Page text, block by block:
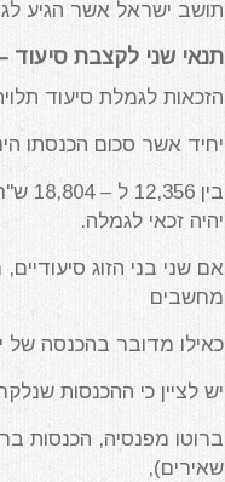
תושב ישראל אשר הגיע
תנאי שני לקצבת סיעוד
הזכאות לגמלת סיעוד
יחיד אשר סכום הכנסתו הינו עד לסכום של
יהיה זכאי לגמלה.
מחשבים
כאילו מדובר בהכנסה של
יש לציין כי ההכנסות
ברוטו מפנסיה, הכנסות
שאירים),